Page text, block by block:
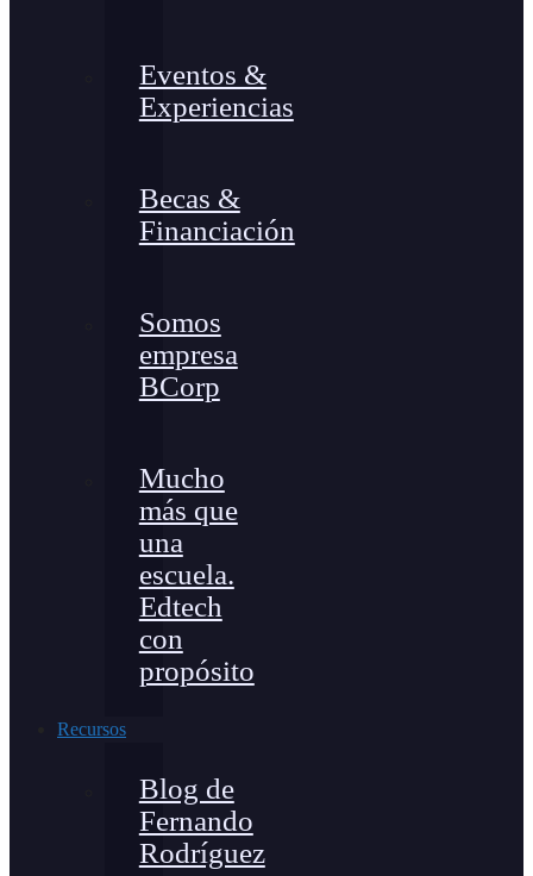
Eventos &
Experiencias
Becas &
Financiación
Somos
empresa
BCorp
Mucho
más que
una
escuela.
Edtech
con
propósito
Recursos
Blog de
Fernando
Rodríguez